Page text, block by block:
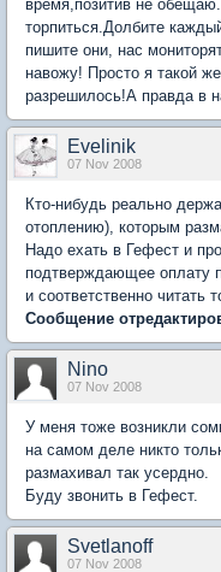
время,позитив не
торпиться.Долбите
пишите они, нас
навожу! Просто я такой
разрешилось!А правда в
Evelinik
07 Nov 2008
Кто-нибудь реально
отоплению), которым
Надо ехать в Гефест и
подтверждающее оплату
и соответственно читать
Сообщение
Nino
07 Nov 2008
У меня тоже возникли
на самом деле никто
размахивал так усердно.
Буду звонить в Гефест.
Svetlanoff
07 Nov 2008